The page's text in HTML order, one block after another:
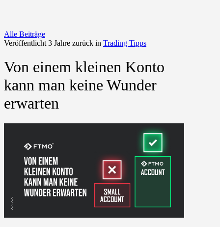
Alle Beiträge
Veröffentlicht 3 Jahre zurück in Trading Tipps
Von einem kleinen Konto
kann man keine Wunder
erwarten